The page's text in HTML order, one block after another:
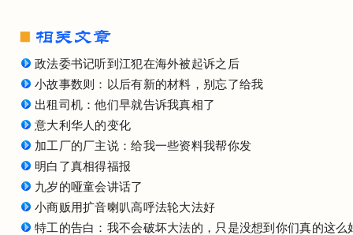
政法委书记听到江犯在海外被起诉之后
小故事数则：以后有新的材料，别忘了给我
出租司机：他们早就告诉我真相了
意大利华人的变化
加工厂的厂主说：给我一些资料我帮你发
明白了真相得福报
九岁的哑童会讲话了
小商贩用扩音喇叭高呼法轮大法好
特工的告白：我不会破坏大法的，只是没想到你们真的这么